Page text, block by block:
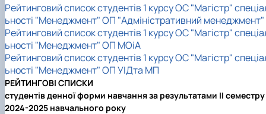
Рейтинговий список студентів 1 курсу ОС "Магістр"
ьності "Менеджмент" ОП "Адміністративний менеджмент"
Рейтинговий список студентів 1 курсу ОС "Магістр"
ьності "Менеджмент" ОП МОіА
Рейтинговий список студентів 1 курсу ОС "Магістр"
ьності "Менеджмент" ОП УІДта МП
РЕЙТИНГОВІ СПИСКИ
студентів денної форми навчання за результатами II семестру
2024-2025 навчального року